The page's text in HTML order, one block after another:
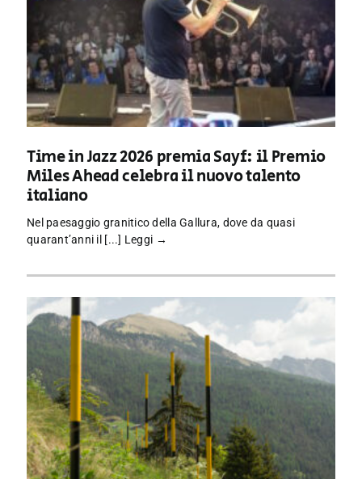
Time in Jazz 2026 premia Sayf: il Premio
Miles Ahead celebra il nuovo talento
italiano
Nel paesaggio granitico della Gallura, dove da quasi
quarant’anni il [...] Leggi →